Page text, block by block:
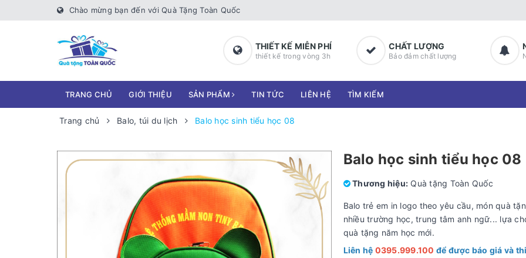
Chào mừng bạn đến với Quà Tặng Toàn Quốc
THIẾT KẾ MIỄN PHÍ
thiết kế trong vòng 3h
CHẤT LƯỢNG
Bảo đảm chất lượng
TRANG CHỦ GIỚI THIỆU SẢN PHẨM TIN TỨC LIÊN HỆ TÌM KIẾM
Trang chủ Balo, túi du lịch Balo học sinh tiểu học 08
Balo học sinh tiểu học 08
Thương hiệu: Quà tặng Toàn Quốc
Balo trẻ em in logo theo yêu cầu, món quà
nhiều trường học, trung tâm anh ngữ... lựa
quà tặng năm học mới.
Liên hệ 0395.999.100 để được báo giá và